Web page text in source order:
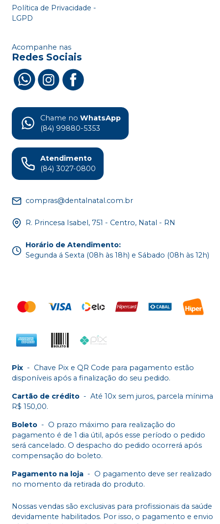
Política de Privacidade -
LGPD
Acompanhe nas
Redes Sociais
Chame no WhatsApp
(84) 99880-5353
Atendimento
(84) 3027-0800
compras@dentalnatal.com.br
R. Princesa Isabel, 751 - Centro, Natal - RN
Horário de Atendimento:
Segunda á Sexta (08h às 18h) e Sábado (08h às 12h)
Pix - Chave Pix e QR Code para pagamento estão
disponíveis após a finalização do seu pedido.
Cartão de crédito - Até 10x sem juros, parcela mínima
R$ 150,00.
Boleto - O prazo máximo para realização do
pagamento é de 1 dia útil, após esse período o pedido
será cancelado. O despacho do pedido ocorrerá após
compensação do boleto.
Pagamento na loja - O pagamento deve ser realizado
no momento da retirada do produto.
Nossas vendas são exclusivas para profissionais da saúde
devidamente habilitados. Por isso, o pagamento e envio